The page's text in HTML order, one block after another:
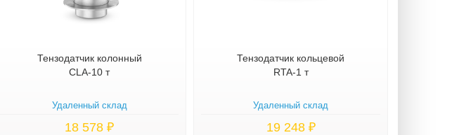
Тензодатчик колонный
CLA-10 т
Удаленный склад
18 578 ₽
Тензодатчик кольцевой
RTA-1 т
Удаленный склад
19 248 ₽